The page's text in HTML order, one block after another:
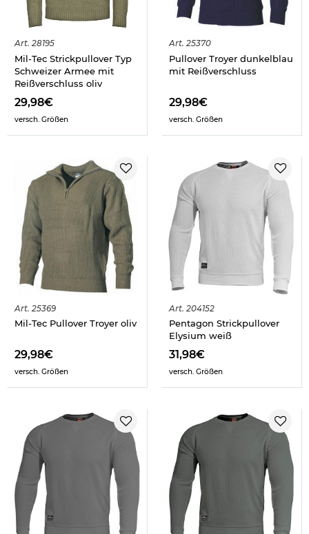
Art. 28195
Mil-Tec Strickpullover Typ
Schweizer Armee mit
Reißverschluss oliv
29,98€
versch. Größen
Art. 25370
Pullover Troyer dunkelblau
mit Reißverschluss
29,98€
versch. Größen
Art. 25369
Mil-Tec Pullover Troyer oliv
29,98€
versch. Größen
Art. 204152
Pentagon Strickpullover
Elysium weiß
31,98€
versch. Größen